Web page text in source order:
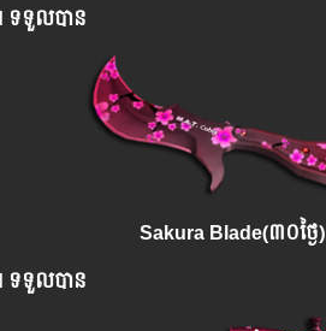
ទួលបាន
Sakura Blade(៣០ថ្ងៃ)
ទួលបាន